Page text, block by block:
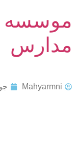
موسسه
مدارس
Mahyarmni